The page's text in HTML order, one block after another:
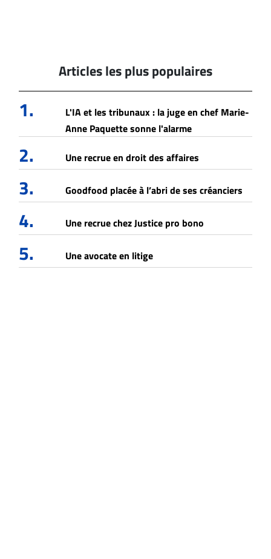
Articles les plus populaires
1.
L'IA et les tribunaux : la juge en chef Marie-
Anne Paquette sonne l'alarme
2. Une recrue en droit des affaires
3. Goodfood placée à l’abri de ses créanciers
4. Une recrue chez Justice pro bono
5. Une avocate en litige